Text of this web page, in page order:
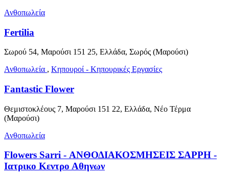
Ανθοπωλεία
Fertilia
Σωρού 54, Μαρούσι 151 25, Ελλάδα, Σωρός (Μαρούσι)
Ανθοπωλεία , Κηπουροί - Κηπουρικές Εργασίες
Fantastic Flower
Θεμιστοκλέους 7, Μαρούσι 151 22, Ελλάδα, Νέο Τέρμα
(Μαρούσι)
Ανθοπωλεία
Flowers Sarri - ΑΝΘΟΔΙΑΚΟΣΜΗΣΕΙΣ ΣΑΡΡΗ -
Ιατρικο Κεντρο Αθηνων